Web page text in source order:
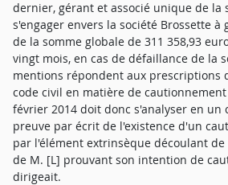
dernier, gérant et associé unique de la
s'engager envers la société Brossette
de la somme globale de 311 358,93
vingt mois, en cas de défaillance de la
mentions répondent aux prescriptions
code civil en matière de
février 2014 doit donc s'analyser en un
preuve par écrit de l'existence d'un
par l'élément extrinsèque découlant
de M. [L] prouvant son intention de
dirigeait.